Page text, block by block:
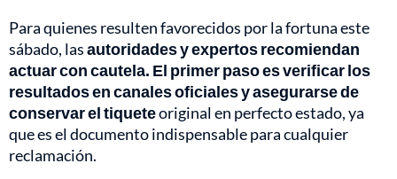
Para quienes resulten favorecidos por la fortuna este
sábado, lasautoridades y expertos recomiendan
actuar con cautela. El primer paso es verificar los
resultados en canales oficiales y asegurarse de
conservar el tiqueteoriginal en perfecto estado, ya
que es el documento indispensable para cualquier
reclamación.